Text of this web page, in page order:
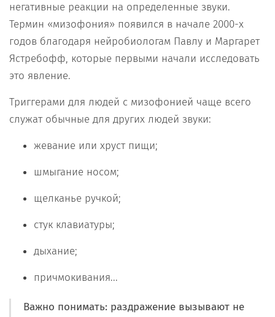
негативные реакции на определенные звуки.
Термин «мизофония» появился в начале 2000-х
годов благодаря нейробиологам Павлу и Маргарет
Ястребофф, которые первыми начали исследовать
это явление.
Триггерами для людей с мизофонией чаще всего
служат обычные для других людей звуки:
жевание или хруст пищи;
шмыгание носом;
щелканье ручкой;
стук клавиатуры;
дыхание;
причмокивания...
Важно понимать: раздражение вызывают не